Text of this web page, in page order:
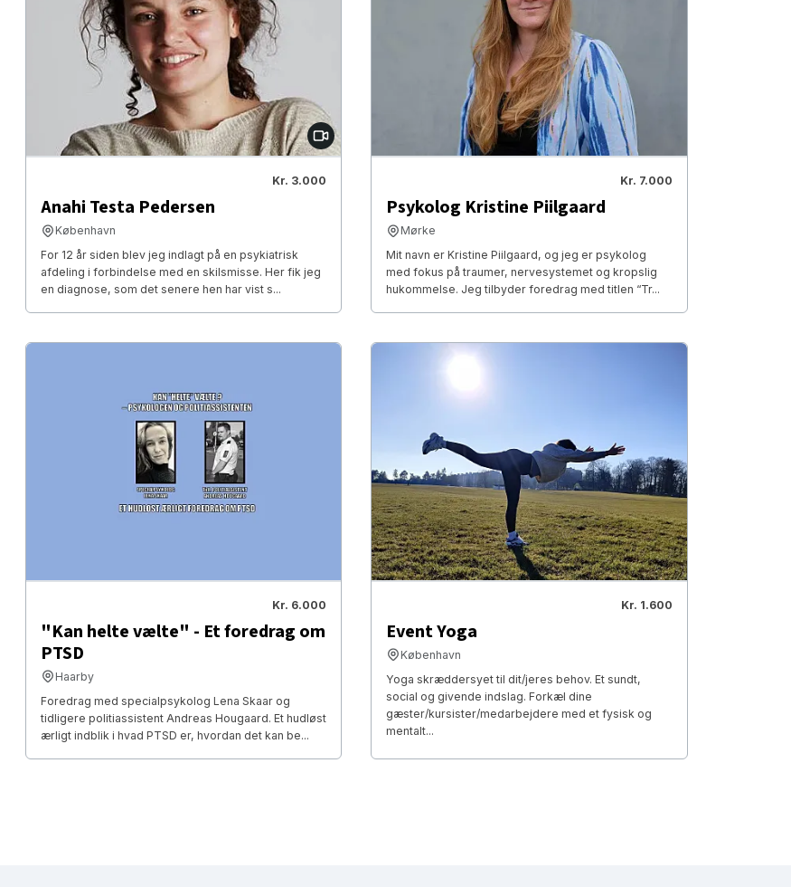
Kr. 3.000
Anahi Testa Pedersen
København
For 12 år siden blev jeg indlagt på en psykiatrisk
afdeling i forbindelse med en skilsmisse. Her fik jeg
en diagnose, som det senere hen har vist s...
Kr. 7.000
Psykolog Kristine Piilgaard
Mørke
Mit navn er Kristine Piilgaard, og jeg er psykolog
med fokus på traumer, nervesystemet og kropslig
hukommelse. Jeg tilbyder foredrag med titlen “Tr...
Kr. 6.000
"Kan helte vælte" - Et foredrag om
PTSD
Haarby
Foredrag med specialpsykolog Lena Skaar og
tidligere politiassistent Andreas Hougaard. Et hudløst
ærligt indblik i hvad PTSD er, hvordan det kan be...
Kr. 1.600
Event Yoga
København
Yoga skræddersyet til dit/jeres behov. Et sundt,
social og givende indslag. Forkæl dine
gæster/kursister/medarbejdere med et fysisk og
mentalt...